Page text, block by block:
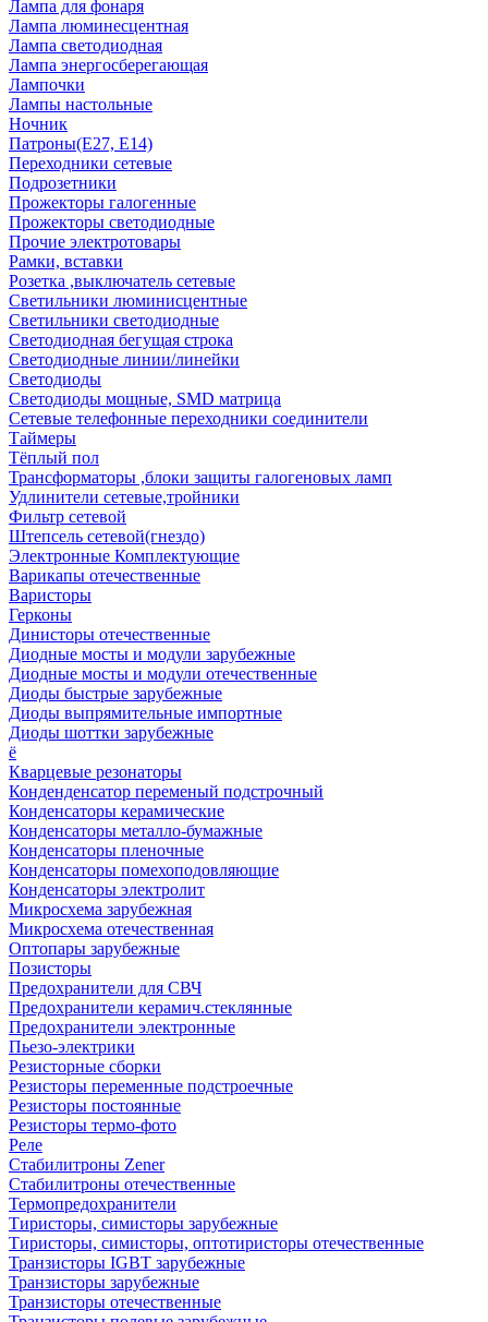
Лампа для фонаря
Лампа люминесцентная
Лампа светодиодная
Лампа энергосберегающая
Лампочки
Лампы настольные
Ночник
Патроны(Е27, Е14)
Переходники сетевые
Подрозетники
Прожекторы галогенные
Прожекторы светодиодные
Прочие электротовары
Рамки, вставки
Розетка ,выключатель сетевые
Светильники люминисцентные
Светильники светодиодные
Светодиодная бегущая строка
Светодиодные линии/линейки
Светодиоды
Светодиоды мощные, SMD матрица
Сетевые телефонные переходники соединители
Таймеры
Тёплый пол
Трансформаторы ,блоки защиты галогеновых ламп
Удлинители сетевые,тройники
Фильтр сетевой
Штепсель сетевой(гнездо)
Электронные Комплектующие
Варикапы отечественные
Варисторы
Герконы
Динисторы отечественные
Диодные мосты и модули зарубежные
Диодные мосты и модули отечественные
Диоды быстрые зарубежные
Диоды выпрямительные импортные
Диоды шоттки зарубежные
ё
Кварцевые резонаторы
Конденденсатор переменый подстрочный
Конденсаторы керамические
Конденсаторы металло-бумажные
Конденсаторы пленочные
Конденсаторы помехоподовляющие
Конденсаторы электролит
Микросхема зарубежная
Микросхема отечественная
Оптопары зарубежные
Позисторы
Предохранители для СВЧ
Предохранители керамич.стеклянные
Предохранители электронные
Пьезо-электрики
Резисторные сборки
Резисторы переменные подстроечные
Резисторы постоянные
Резисторы термо-фото
Реле
Стабилитроны Zener
Стабилитроны отечественные
Термопредохранители
Тиристоры, симисторы зарубежные
Тиристоры, симисторы, оптотиристоры отечественные
Транзисторы IGBT зарубежные
Транзисторы зарубежные
Транзисторы отечественные